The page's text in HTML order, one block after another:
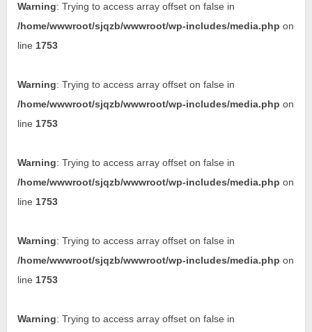
Warning: Trying to access array offset on false in
/home/wwwroot/sjqzb/wwwroot/wp-includes/media.php on
line 1753
Warning: Trying to access array offset on false in
/home/wwwroot/sjqzb/wwwroot/wp-includes/media.php on
line 1753
Warning: Trying to access array offset on false in
/home/wwwroot/sjqzb/wwwroot/wp-includes/media.php on
line 1753
Warning: Trying to access array offset on false in
/home/wwwroot/sjqzb/wwwroot/wp-includes/media.php on
line 1753
Warning: Trying to access array offset on false in